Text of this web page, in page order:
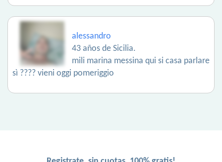
alessandro
43 años de Sicilia.
mili marina messina qui si casa parlare
sì ???? vieni oggi pomeriggio